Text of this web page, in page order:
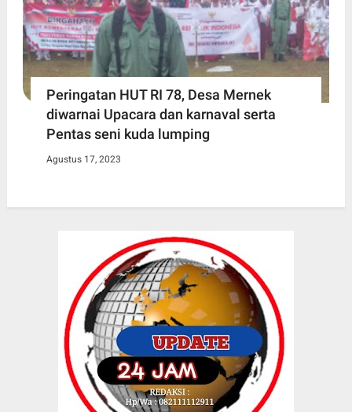
Peringatan HUT RI 78, Desa Mernek
diwarnai Upacara dan karnaval serta
Pentas seni kuda lumping
Agustus 17, 2023